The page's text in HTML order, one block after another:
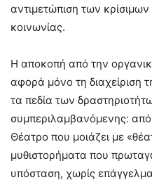
αντιμετώπιση των
κοινωνίας.
Η αποκοπή από την
αφορά μόνο τη διαχείριση
τα πεδία των
συμπεριλαμβανόμενης:
Θέατρο που μοιάζει με
μυθιστορήματα που
υπόσταση, χωρίς